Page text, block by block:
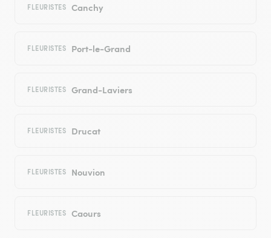
FLEURISTES Canchy
FLEURISTES Port-le-Grand
FLEURISTES Grand-Laviers
FLEURISTES Drucat
FLEURISTES Nouvion
FLEURISTES Caours